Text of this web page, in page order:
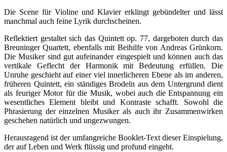
Die Scene für Violine und Klavier erklingt gebündelter und lässt
manchmal auch feine Lyrik durchscheinen.
Reflektiert gestaltet sich das Quintett op. 77, dargeboten durch das
Breuninger Quartett, ebenfalls mit Beihilfe von Andreas Grünkorn.
Die Musiker sind gut aufeinander eingespielt und können auch das
vertikale Geflecht der Harmonik mit Bedeutung erfüllen. Die
Unruhe geschieht auf einer viel innerlicheren Ebene als im anderen,
früheren Quintett, ein ständiges Brodeln aus dem Untergrund dient
als feuriger Motor für die Musik, wobei auch die Entspannung ein
wesentliches Element bleibt und Kontraste schafft. Sowohl die
Phrasierung der einzelnen Musiker als auch ihr Zusammenwirken
geschehen natürlich und ungezwungen.
Herausragend ist der umfangreiche Booklet-Text dieser Einspielung,
der auf Leben und Werk flüssig und profund eingeht.